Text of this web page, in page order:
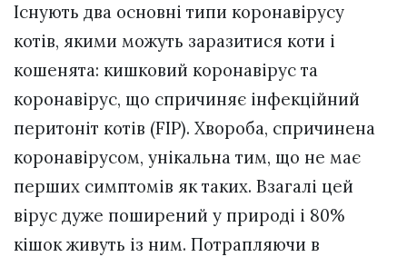
Існують два основні типи коронавірусу
котів, якими можуть заразитися коти і
кошенята: кишковий коронавірус та
коронавірус, що спричиняє інфекційний
перитоніт котів (FIP). Хвороба, спричинена
коронавірусом, унікальна тим, що не має
перших симптомів як таких. Взагалі цей
вірус дуже поширений у природі і 80%
кішок живуть із ним. Потрапляючи в